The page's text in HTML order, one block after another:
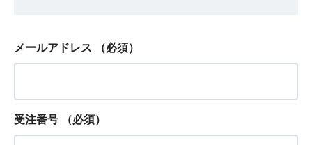
メールアドレス （必須）
受注番号 （必須）